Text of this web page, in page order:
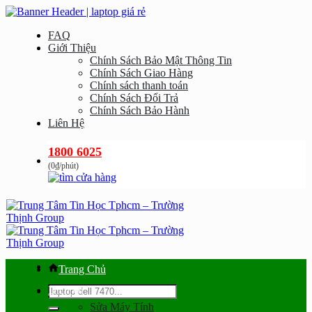
Bỏ
FAQ
Giới Thiệu
Chính Sách Bảo Mật Thông Tin
Chính Sách Giao Hàng
Chính sách thanh toán
Chính Sách Đổi Trả
Chính Sách Bảo Hành
Liên Hệ
1800 6025
(0₫/phút)
Tìm
kiếm:
Trang Chủ
Dịch vụ
Sửa Máy Tính